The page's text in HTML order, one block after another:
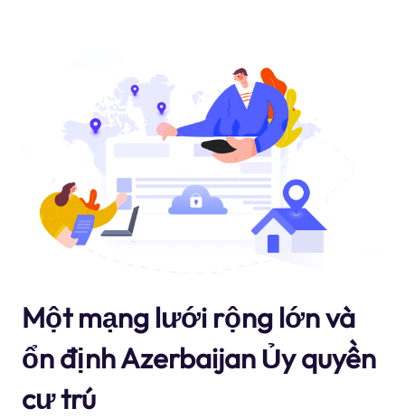
Một mạng lưới rộng lớn và
ổn định Azerbaijan Ủy quyền
cư trú